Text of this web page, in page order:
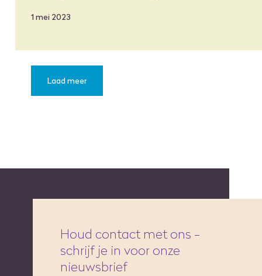
1 mei 2023
Laad meer
Houd contact met ons -
schrijf je in voor onze
nieuwsbrief